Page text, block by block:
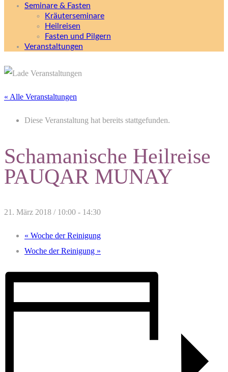
Seminare & Fasten
Kräuterseminare
Heilreisen
Fasten und Pilgern
Veranstaltungen
« Alle Veranstaltungen
Diese Veranstaltung hat bereits stattgefunden.
Schamanische Heilreise
PAUQAR MUNAY
21. März 2018 / 10:00 - 14:30
« Woche der Reinigung
Woche der Reinigung »